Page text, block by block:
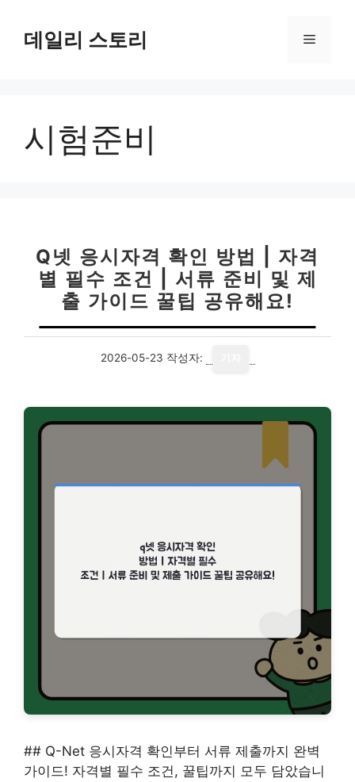
데일리 스토리 메
시험준비
Q넷 응시자격 확인 방법 | 자격
별 필수 조건 | 서류 준비 및 제
출 가이드 꿀팁 공유해요!
2026-05-23 작성자:
## Q-Net 응시자격 확인부터 서류 제출까지 완벽
가이드! 자격별 필수 조건, 꿀팁까지 모두 담았습니